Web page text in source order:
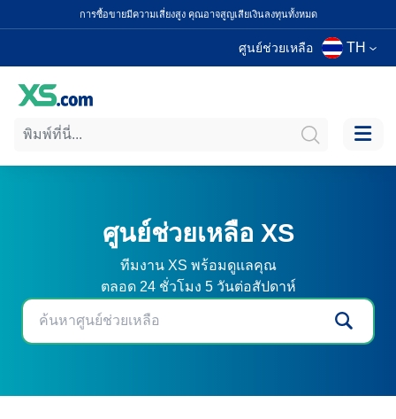
การซื้อขายมีความเสี่ยงสูง คุณอาจสูญเสียเงินลงทุนทั้งหมด
ศูนย์ช่วยเหลือ TH
ศูนย์ช่วยเหลือ XS
ทีมงาน XS พร้อมดูแลคุณ
ตลอด 24 ชั่วโมง 5 วันต่อสัปดาห์